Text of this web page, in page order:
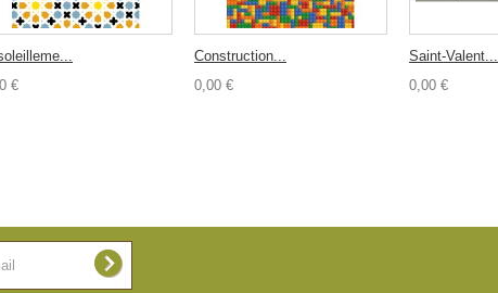
€
Construction...
0,00 €
Saint-Valent...
0,00 €